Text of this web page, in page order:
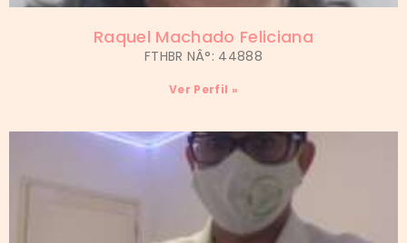
Raquel Machado Feliciana
FTHBR NÂ°: 44888
Ver Perfil »